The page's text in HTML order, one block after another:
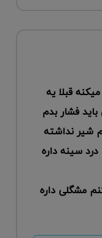
قبلا یه
فشار بدم
شیر نداشته
سینه داره
مشگلی داره